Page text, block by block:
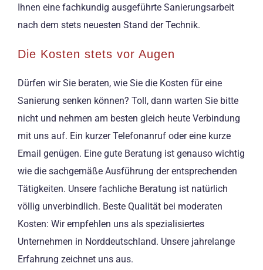
Ihnen eine fachkundig ausgeführte Sanierungsarbeit
nach dem stets neuesten Stand der Technik.
Die Kosten stets vor Augen
Dürfen wir Sie beraten, wie Sie die Kosten für eine
Sanierung senken können? Toll, dann warten Sie bitte
nicht und nehmen am besten gleich heute Verbindung
mit uns auf. Ein kurzer Telefonanruf oder eine kurze
Email genügen. Eine gute Beratung ist genauso wichtig
wie die sachgemäße Ausführung der entsprechenden
Tätigkeiten. Unsere fachliche Beratung ist natürlich
völlig unverbindlich. Beste Qualität bei moderaten
Kosten: Wir empfehlen uns als spezialisiertes
Unternehmen in Norddeutschland. Unsere jahrelange
Erfahrung zeichnet uns aus.